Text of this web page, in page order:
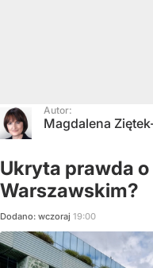
Autor:
Magdalena
Ukryta prawda
Warszawskim?
Dodano: wczoraj 19:00